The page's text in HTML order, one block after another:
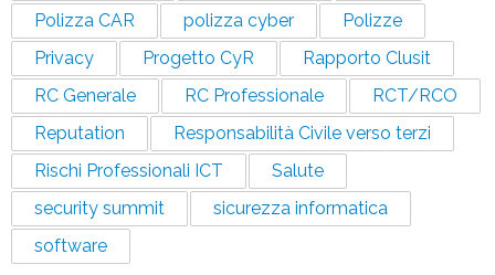
Polizza CAR
polizza cyber
Polizze
Privacy
Progetto CyR
Rapporto Clusit
RC Generale
RC Professionale
RCT/RCO
Reputation
Responsabilità Civile verso terzi
Rischi Professionali ICT
Salute
security summit
sicurezza informatica
software